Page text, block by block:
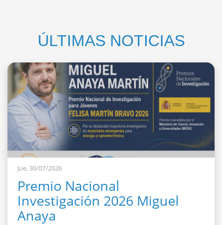
ÚLTIMAS NOTICIAS
Jue, 30/07/2026
Premio Nacional
Investigación 2026 Miguel
Anaya